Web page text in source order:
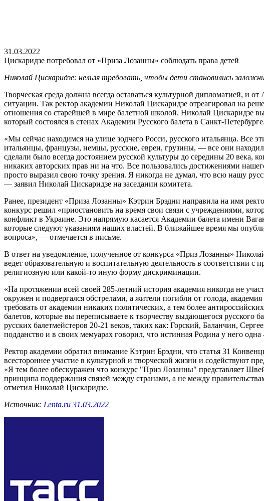
31.03.2022
Цискаридзе потребовал от «Приза Лозанны» соблюдать права детей
Николай Цискаридзе: нельзя требовать, чтобы дети становились
Творческая среда должна всегда оставаться культурной дипломатией, и
ситуации. Так ректор академии Николай Цискаридзе отреагировал на
отношения со старейшей в мире балетной школой. Николай Цискаридзе
который состоялся в стенах Академии Русского балета в Санкт-Петербурге.
«Мы сейчас находимся на улице зодчего Росси, русского итальянца.
итальянцы, французы, немцы, русские, евреи, грузины, — все они
сделали было всегда достоянием русской культуры до середины 20 века,
никаких авторских прав ни на что. Все пользовались достижениями
просто выразил свою точку зрения. Я никогда не думал, что всю нашу
— заявил Николай Цискаридзе на заседании комитета.
Ранее, президент «Приза Лозанны» Кэтрин Брэдни направила на имя
конкурс решил «приостановить на время свои связи с учреждениями,
конфликт в Украине. Это напрямую касается Академии балета имени
которые следуют указаниям наших властей. В ближайшее время мы
вопроса», — отмечается в письме.
В ответ на уведомление, полученное от конкурса «Приз Лозанны»
ведет образовательную и воспитательную деятельность в соответствии
религиозную или какой-то иную форму дискриминации.
«На протяжении всей своей 285-летний история академия никогда не
окружен и подвергался обстрелами, а жители погибли от голода,
требовать от академии никаких политических, а тем более
балетов, которые вы переписываете к творчеству выдающегося русского
русских балетмейстеров 20-21 веков, таких как: Горский, Баланчин,
подданство и в своих мемуарах говорил, что истинная Родина у него
Ректор академии обратил внимание Кэтрин Брэдни, что статья 31
всестороннее участие в культурной и творческой жизни и содействуют
«Я тем более обескуражен что конкурс "Приз Лозанны" представляет
принципа поддержания связей между странами, а не между
отметил Николай Цискаридзе.
Источник: Lenta.ru 31.03.2022